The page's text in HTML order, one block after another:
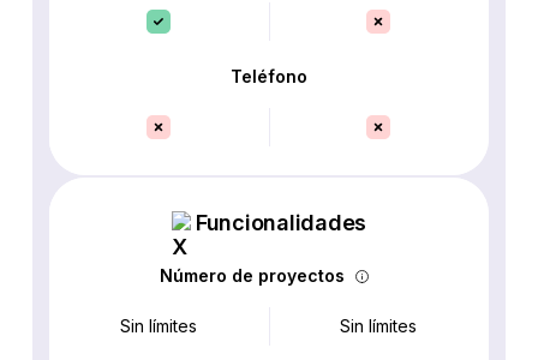
Teléfono
Funcionalidades
Número de proyectos
Sin límites Sin límites